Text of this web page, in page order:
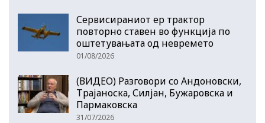
Сервисираниот ер трактор
повторно ставен во функција по
оштетувањата од невремето
01/08/2026
(ВИДЕО) Разговори со Андоновски,
Трајаноска, Силјан, Бужаровска и
Пармаковска
31/07/2026